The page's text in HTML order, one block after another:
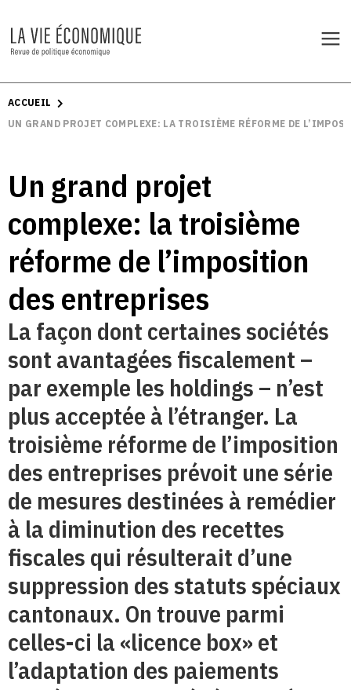
ACCUEIL
UN GRAND PROJET COMPLEXE: LA TROISIÈME RÉFORME DE
Un grand projet
complexe: la troisième
réforme de l’imposition
des entreprises
La façon dont certaines sociétés
sont avantagées fiscalement –
par exemple les holdings – n’est
plus acceptée à l’étranger. La
troisième réforme de l’imposition
des entreprises prévoit une série
de mesures destinées à remédier
à la diminution des recettes
fiscales qui résulterait d’une
suppression des statuts spéciaux
cantonaux. On trouve parmi
celles-ci la «licence box» et
l’adaptation des paiements